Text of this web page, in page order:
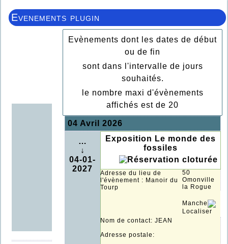
Evenements plugin
Evènements dont les dates de début
ou de fin
sont dans l'intervalle de jours
souhaités.
le nombre maxi d'évènements
affichés est de 20
04 Avril 2026
…
↓
04-01-
2027
Exposition Le monde des
fossiles
Adresse du lieu de
l'évènement : Manoir du
Tourp
50
Omonville
la Rogue
Manche
Localiser
Nom de contact: JEAN
Adresse postale: